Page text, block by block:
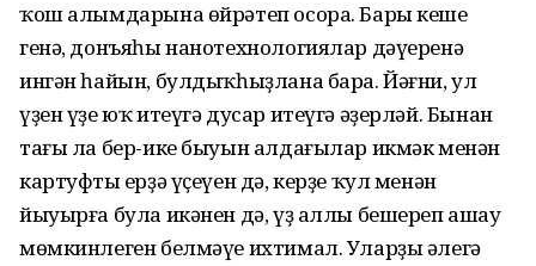
ҡош алымдарына өйрәтеп осора. Бары кеше
генә, донъяһы нанотехнологиялар дәүеренә
ингән һайын, булдыҡһыҙлана бара. Йәғни, ул
үҙен үҙе юҡ итеүгә дусар итеүгә әҙерләй. Бынан
тағы ла бер-ике быуын алдағылар икмәк менән
картуфтың ерҙә үҫеүен дә, керҙе ҡул менән
йыуырға була икәнен дә, үҙ аллы бешереп ашау
мөмкинлеген белмәүе ихтимал. Уларҙы әлегә